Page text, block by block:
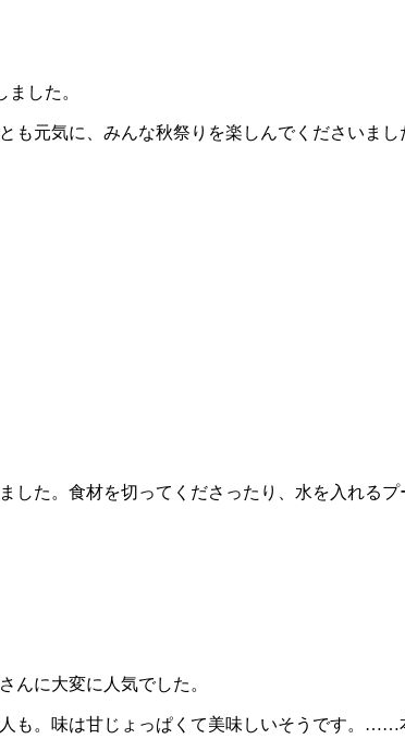
した。
元気に、みんな秋祭りを楽しんでくださいまし
た。食材を切ってくださったり、水を入れる
んに大変に人気でした。
も。味は甘じょっぱくて美味しいそうです。……